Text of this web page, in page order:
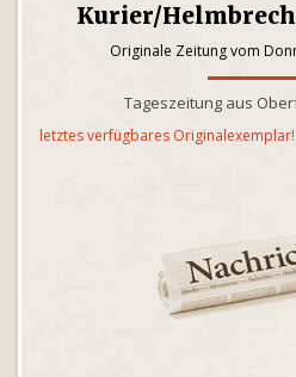
Kurier/
Originale Zeitung vom
Tageszeitung aus
letztes verfügbares Originalexemplar!